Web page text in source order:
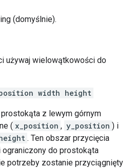
(domyślnie).
używaj wielowątkowości do
width height
z lewym górnym
( x_position , y_position ) i
. Ten obszar przycięcia
ograniczony do prostokąta
potrzeby zostanie przyciągnięty